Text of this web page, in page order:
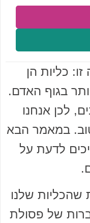
כליות הן
בגוף האדם.
לכן אנחנו
במאמר הבא
לדעת על
שהכליות שלנו
של פסולת